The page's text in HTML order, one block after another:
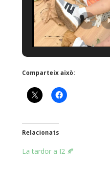
Comparteix això:
Relacionats
La tardor a I2 🍂